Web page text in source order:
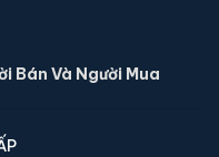
Bán Và Người Mua